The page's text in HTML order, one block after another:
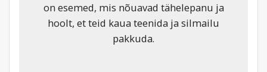
on esemed, mis nõuavad tähelepanu ja
hoolt, et teid kaua teenida ja silmailu
pakkuda.